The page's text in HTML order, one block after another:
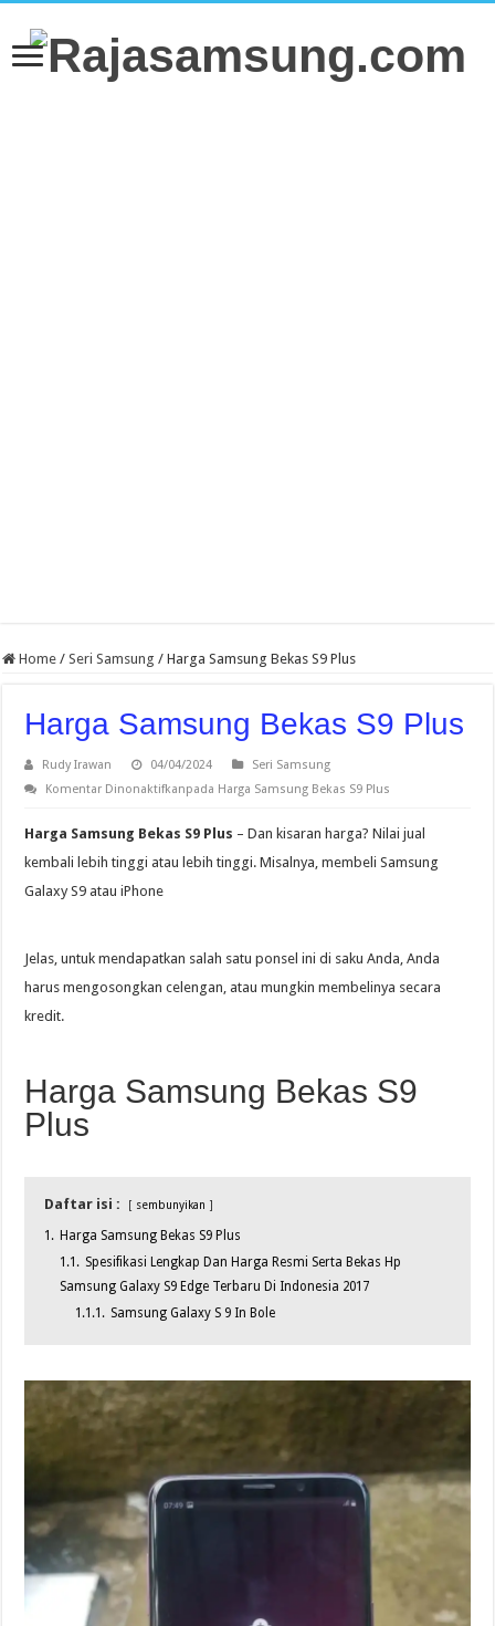
Home / Seri Samsung / Harga Samsung Bekas S9 Plus
Harga Samsung Bekas S9 Plus
Rudy Irawan 04/04/2024
Seri Samsung
Komentar Dinonaktifkanpada Harga Samsung Bekas S9 Plus
Harga Samsung Bekas S9 Plus – Dan kisaran harga? Nilai jual
kembali lebih tinggi atau lebih tinggi. Misalnya, membeli Samsung
Galaxy S9 atau iPhone
Jelas, untuk mendapatkan salah satu ponsel ini di saku Anda, Anda
harus mengosongkan celengan, atau mungkin membelinya secara
kredit.
Harga Samsung Bekas S9
Plus
Daftar isi : sembunyikan
1. Harga Samsung Bekas S9 Plus
1.1. Spesifikasi Lengkap Dan Harga Resmi Serta Bekas Hp
Samsung Galaxy S9 Edge Terbaru Di Indonesia 2017
1.1.1. Samsung Galaxy S 9 In Bole